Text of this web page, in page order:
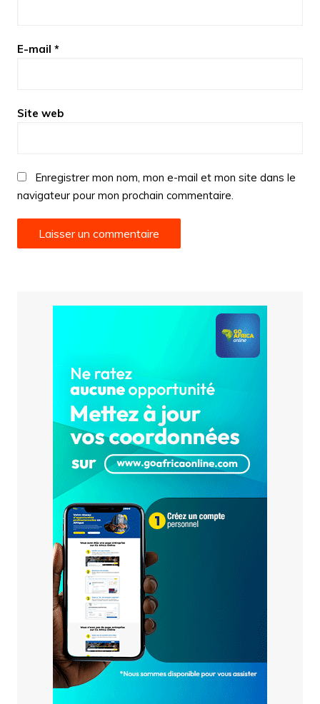
E-mail *
Site web
Enregistrer mon nom, mon e-mail et mon site dans le
navigateur pour mon prochain commentaire.